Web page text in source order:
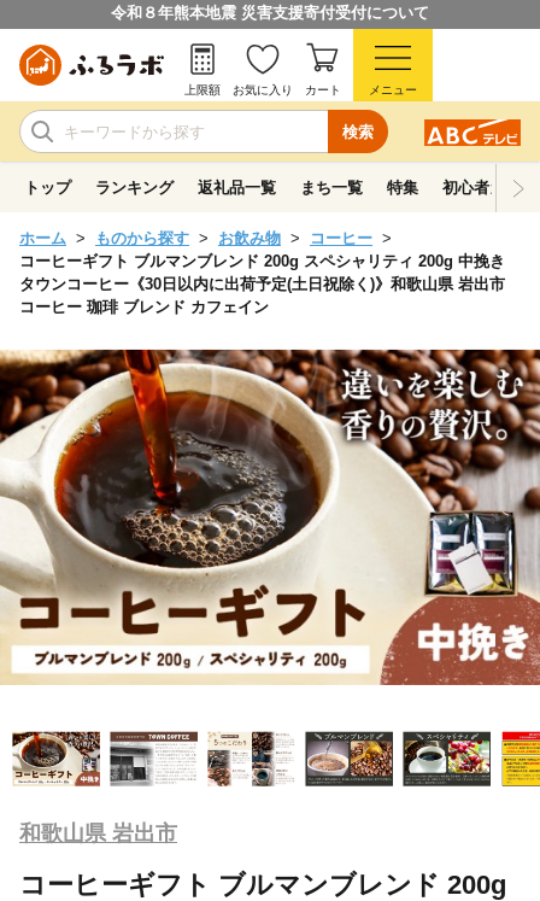
令和８年熊本地震 災害支援寄付受付について
検索
上限額 お気に入り カート メニュー
トップ ランキング 返礼品一覧 まち一覧 特集 初心者ガイド
ホーム ものから探す お飲み物
コーヒー
コーヒーギフト ブルマンブレンド 200g スペシャリティ 200g 中挽き
タウンコーヒー《30日以内に出荷予定(土日祝除く)》和歌山県 岩出市
コーヒー 珈琲 ブレンド カフェイン
和歌山県 岩出市
コーヒーギフト ブルマンブレンド 200g